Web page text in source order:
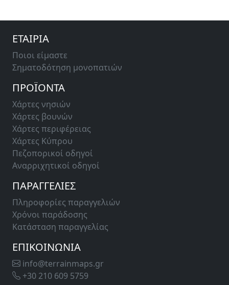
ΕΤΑΙΡΙΑ
Ποιοι είμαστε
Σηματοδότηση μονοπατιών
ΠΡΟΪΟΝΤΑ
Χάρτες νησιών
Χάρτες βουνών
Χάρτες περιφέρειας
Χάρτες Κύπρου
Πεζοπορικοί οδηγοί
Αναρριχητικοί οδηγοί
ΠΑΡΑΓΓΕΛΙΕΣ
Πληροφορίες παραγγελιών
Χρόνοι παράδοσης
Κατάσταση παραγγελίας
ΕΠΙΚΟΙΝΩΝΙΑ
info@terrainmaps.gr
+30 210 609 5759